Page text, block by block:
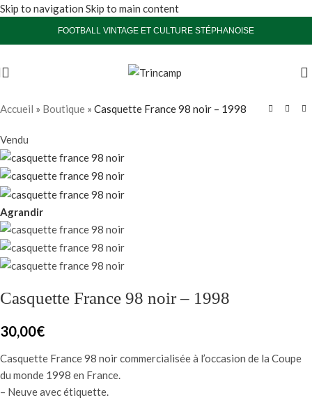
Skip to navigation Skip to main content
FOOTBALL VINTAGE ET CULTURE STÉPHANOISE
Accueil » Boutique » Casquette France 98 noir – 1998
Vendu
Agrandir
Casquette France 98 noir – 1998
30,00€
Casquette France 98 noir commercialisée à l’occasion de la Coupe
du monde 1998 en France.
– Neuve avec étiquette.